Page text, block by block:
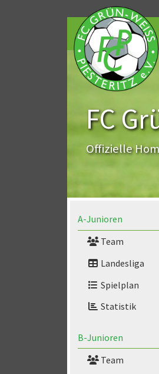
FC
Offizielle
A-Junioren
Team
Landesliga
Spielplan
Statistik
B-Junioren
Team